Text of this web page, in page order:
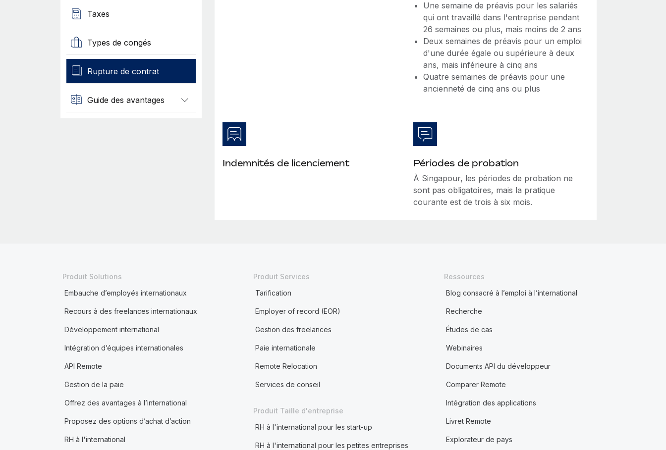
Taxes
Types de congés
Rupture de contrat
Guide des avantages
Une semaine de préavis pour les salariés
qui ont travaillé dans l'entreprise pendant
26 semaines ou plus, mais moins de 2 ans
Deux semaines de préavis pour un emploi
d'une durée égale ou supérieure à deux
ans, mais inférieure à cinq ans
Quatre semaines de préavis pour une
ancienneté de cinq ans ou plus
Indemnités de licenciement Périodes de probation
À Singapour, les périodes de probation ne
sont pas obligatoires, mais la pratique
courante est de trois à six mois.
Produit Solutions
Embauche d’employés internationaux
Recours à des freelances internationaux
Développement international
Intégration d’équipes internationales
API Remote
Gestion de la paie
Offrez des avantages à l’international
Proposez des options d’achat d’action
RH à l'international
Produit Services
Tarification
Employer of record (EOR)
Gestion des freelances
Paie internationale
Remote Relocation
Services de conseil
Produit Taille d'entreprise
RH à l'international pour les start-up
RH à l'international pour les petites entreprises
Ressources
Blog consacré à l’emploi à l’international
Recherche
Études de cas
Webinaires
Documents API du développeur
Comparer Remote
Intégration des applications
Livret Remote
Explorateur de pays